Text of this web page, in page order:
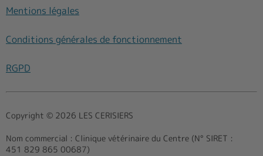
Mentions légales
Conditions générales de fonctionnement
RGPD
Copyright © 2026 LES CERISIERS
Nom commercial : Clinique vétérinaire du Centre (N° SIRET :
451 829 865 00687)